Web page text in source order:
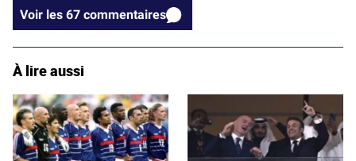
Voir les 67 commentaires
À lire aussi